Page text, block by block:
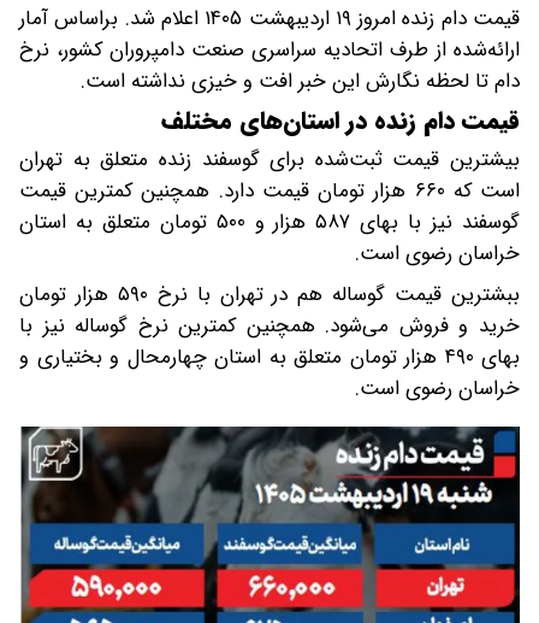
قیمت دام زنده امروز ۱۹ اردیبهشت ۱۴۰۵ اعلام شد. براساس آمار
ارائه‌شده از طرف اتحادیه سراسری صنعت دامپروران کشور، نرخ
دام تا لحظه نگارش این خبر افت و خیزی نداشته است.
قیمت دام زنده در استان‌های مختلف
بیشترین قیمت ثبت‌شده برای گوسفند زنده متعلق به تهران
است که ۶۶۰ هزار تومان قیمت دارد. همچنین کمترین قیمت
گوسفند نیز با بهای ۵۸۷ هزار و ۵۰۰ تومان متعلق به استان
خراسان رضوی است.
ببشترین قیمت گوساله هم در تهران با نرخ ۵۹۰ هزار تومان
خرید و فروش می‌شود. همچنین کمترین نرخ گوساله نیز با
بهای ۴۹۰ هزار تومان متعلق به استان چهارمحال و بختیاری و
خراسان رضوی است.